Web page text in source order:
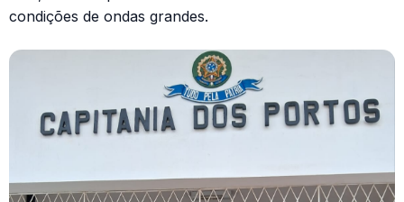
condições de ondas grandes.